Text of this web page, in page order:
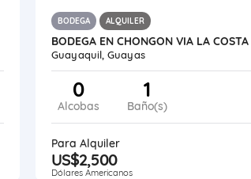
BODEGA ALQUILER
BODEGA EN CHONGON VIA LA COSTA
Guayaquil, Guayas
0
Alcobas
1
Baño(s)
Para Alquiler
US$2,500
Dólares Americanos